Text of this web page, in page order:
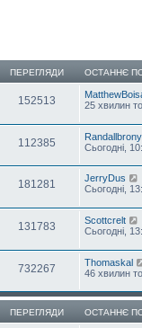
ПЕРЕГЛЯДИ ОСТАННЄ
152513
25 хвилин
112385
Randallbrony
Сьогодні,
181281
JerryDus
Сьогодні,
131783
Scottcrelt
Сьогодні,
732267
Thomaskal
46 хвилин
ПЕРЕГЛЯДИ ОСТАННЄ